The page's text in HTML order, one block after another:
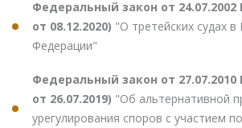
Федеральный закон от 24.07.2002
от 08.12.2020) "О третейских судах в
Федерации"
Федеральный закон от 27.07.2010
от 26.07.2019) "Об альтернативной
урегулирования споров с участием